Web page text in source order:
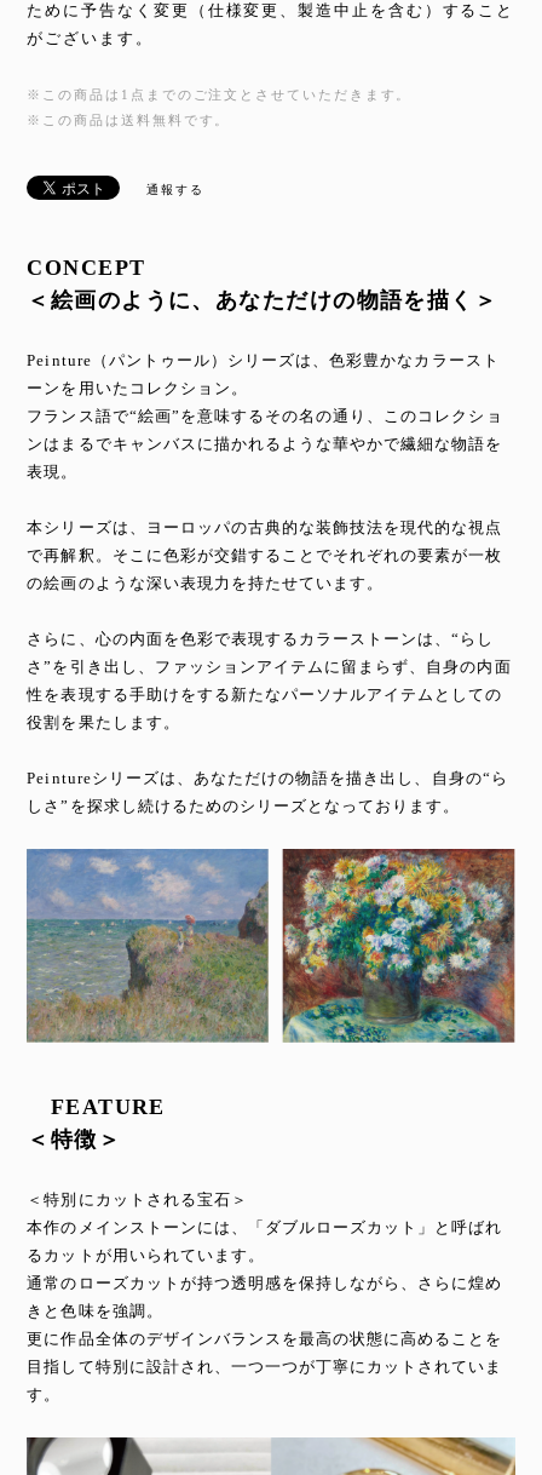
ために予告なく変更（仕様変更、製造中止を含む）すること
がございます。
※この商品は1点までのご注文とさせていただきます。
※この商品は 送料無料 です。
通報する
CONCEPT
＜絵画のように、あなただけの物語を描く＞
Peinture（パントゥール）シリーズは、色彩豊かなカラースト
ーンを用いたコレクション。
フランス語で“絵画”を意味するその名の通り、このコレクショ
ンはまるでキャンバスに描かれるような華やかで繊細な物語を
表現。
本シリーズは、ヨーロッパの古典的な装飾技法を現代的な視点
で再解釈。そこに色彩が交錯することでそれぞれの要素が一枚
の絵画のような深い表現力を持たせています。
さらに、心の内面を色彩で表現するカラーストーンは、“らし
さ”を引き出し、ファッションアイテムに留まらず、自身の内面
性を表現する手助けをする新たなパーソナルアイテムとしての
役割を果たします。
Peintureシリーズは、あなただけの物語を描き出し、自身の“ら
しさ”を探求し続けるためのシリーズとなっております。
FEATURE
＜特徴＞
＜特別にカットされる宝石＞
本作のメインストーンには、「ダブルローズカット」と呼ばれ
るカットが用いられています。
通常のローズカットが持つ透明感を保持しながら、さらに煌め
きと色味を強調。
更に作品全体のデザインバランスを最高の状態に高めることを
目指して特別に設計され、一つ一つが丁寧にカットされていま
す。